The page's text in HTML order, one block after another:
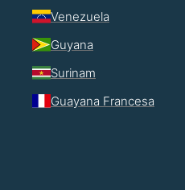
Venezuela
Guyana
Surinam
Guayana Francesa